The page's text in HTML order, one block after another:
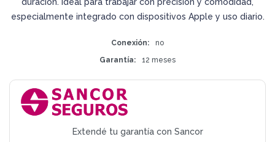
especialmente integrado con dispositivos Apple y uso diario.
Conexión
no
Garantía
12 meses
Extendé tu garantía con Sancor